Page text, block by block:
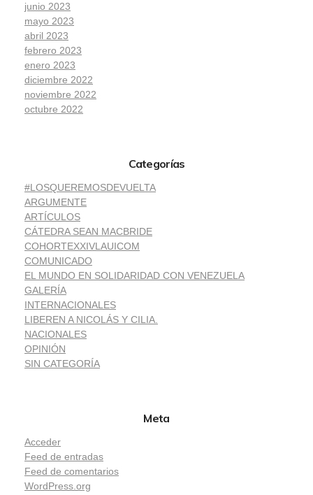
junio 2023
mayo 2023
abril 2023
febrero 2023
enero 2023
diciembre 2022
noviembre 2022
octubre 2022
Categorías
#LOSQUEREMOSDEVUELTA
ARGUMENTE
ARTÍCULOS
CÁTEDRA SEAN MACBRIDE
COHORTEXXIVLAUICOM
COMUNICADO
EL MUNDO EN SOLIDARIDAD CON VENEZUELA
GALERÍA
INTERNACIONALES
LIBEREN A NICOLÁS Y CILIA.
NACIONALES
OPINIÓN
SIN CATEGORÍA
Meta
Acceder
Feed de entradas
Feed de comentarios
WordPress.org